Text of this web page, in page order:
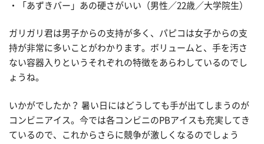
・「あずきバー」あの硬さがいい（男性／22歳／大学院生）
ガリガリ君は男子からの支持が多く、パピコは女子からの支
持が非常に多いことがわかります。ボリュームと、手を汚さ
ない容器入りというそれぞれの特徴をあらわしているのでし
ょうね。
いかがでしたか？ 暑い日にはどうしても手が出てしまうのが
コンビニアイス。今では各コンビニのPBアイスも充実してき
ているので、これからさらに競争が激しくなるのでしょう